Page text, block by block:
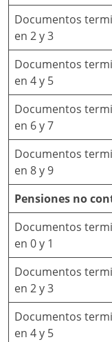
Documentos
en 2 y 3
Documentos
en 4 y 5
Documentos
en 6 y 7
Documentos
en 8 y 9
Pensiones no
Documentos
en 0 y 1
Documentos
en 2 y 3
Documentos
en 4 y 5